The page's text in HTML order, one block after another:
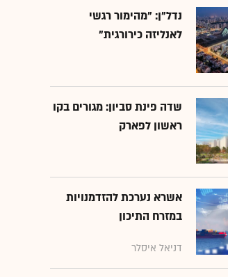
נדל"ן: "מהימור רגשי
לאנליזה כירורגית"
שדה פינת סביון: מגורים בקו
ראשון לפארק
אשרא נערכת להזדמנויות
במזרח התיכון
דניאל איסלר